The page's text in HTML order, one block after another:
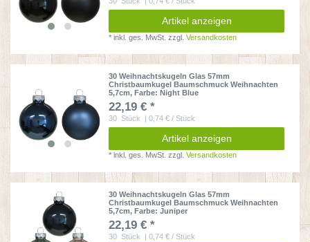
Artikel anzeigen
*inkl. ges. MwSt. zzgl.Versandkosten
30 Weihnachtskugeln Glas 57mm
Christbaumkugel Baumschmuck Weihnachten
5,7cm, Farbe: Night Blue
22,19 € *
30 Stück | 0,74 € / Stück
Artikel anzeigen
*inkl. ges. MwSt. zzgl.Versandkosten
30 Weihnachtskugeln Glas 57mm
Christbaumkugel Baumschmuck Weihnachten
5,7cm, Farbe: Juniper
22,19 € *
30 Stück | 0,74 € / Stück